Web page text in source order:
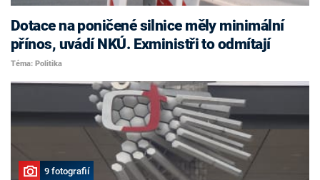
Dotace na poničené silnice měly minimální
přínos, uvádí NKÚ. Exministři to odmítají
Téma: Politika
9 fotografií